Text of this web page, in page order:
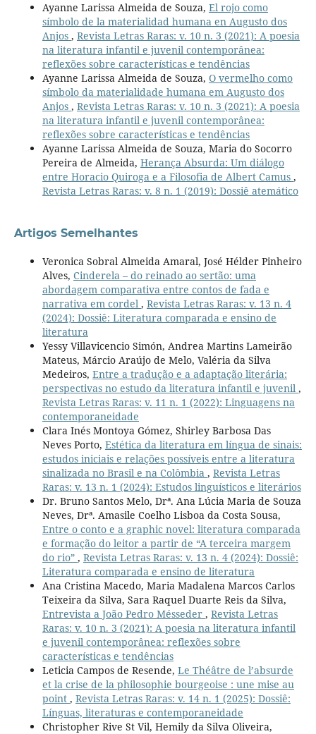
Ayanne Larissa Almeida de Souza, El rojo como
símbolo de la materialidad humana en Augusto dos
Anjos , Revista Letras Raras: v. 10 n. 3 (2021): A poesia
na literatura infantil e juvenil contemporânea:
reflexões sobre características e tendências
Ayanne Larissa Almeida de Souza, O vermelho como
símbolo da materialidade humana em Augusto dos
Anjos , Revista Letras Raras: v. 10 n. 3 (2021): A poesia
na literatura infantil e juvenil contemporânea:
reflexões sobre características e tendências
Ayanne Larissa Almeida de Souza, Maria do Socorro
Pereira de Almeida, Herança Absurda: Um diálogo
entre Horacio Quiroga e a Filosofia de Albert Camus ,
Revista Letras Raras: v. 8 n. 1 (2019): Dossiê atemático
Artigos Semelhantes
Veronica Sobral Almeida Amaral, José Hélder Pinheiro
Alves, Cinderela – do reinado ao sertão: uma
abordagem comparativa entre contos de fada e
narrativa em cordel , Revista Letras Raras: v. 13 n. 4
(2024): Dossiê: Literatura comparada e ensino de
literatura
Yessy Villavicencio Simón, Andrea Martins Lameirão
Mateus, Márcio Araújo de Melo, Valéria da Silva
Medeiros, Entre a tradução e a adaptação literária:
perspectivas no estudo da literatura infantil e juvenil ,
Revista Letras Raras: v. 11 n. 1 (2022): Linguagens na
contemporaneidade
Clara Inés Montoya Gómez, Shirley Barbosa Das
Neves Porto, Estética da literatura em língua de sinais:
estudos iniciais e relações possíveis entre a literatura
sinalizada no Brasil e na Colômbia , Revista Letras
Raras: v. 13 n. 1 (2024): Estudos linguísticos e literários
Dr. Bruno Santos Melo, Drª. Ana Lúcia Maria de Souza
Neves, Drª. Amasile Coelho Lisboa da Costa Sousa,
Entre o conto e a graphic novel: literatura comparada
e formação do leitor a partir de “A terceira margem
do rio” , Revista Letras Raras: v. 13 n. 4 (2024): Dossiê:
Literatura comparada e ensino de literatura
Ana Cristina Macedo, Maria Madalena Marcos Carlos
Teixeira da Silva, Sara Raquel Duarte Reis da Silva,
Entrevista a João Pedro Mésseder , Revista Letras
Raras: v. 10 n. 3 (2021): A poesia na literatura infantil
e juvenil contemporânea: reflexões sobre
características e tendências
Leticia Campos de Resende, Le Théâtre de l’absurde
et la crise de la philosophie bourgeoise : une mise au
point , Revista Letras Raras: v. 14 n. 1 (2025): Dossiê:
Línguas, literaturas e contemporaneidade
Christopher Rive St Vil, Hemily da Silva Oliveira,